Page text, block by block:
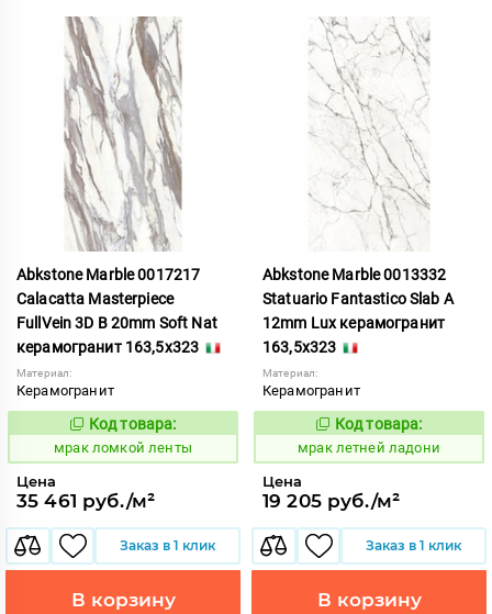
Abkstone Marble 0017217
Calacatta Masterpiece
FullVein 3D B 20mm Soft Nat
керамогранит 163,5x323
Материал:
Керамогранит
1052918
Код товара:
мрак ломкой ленты
Цена
35 461 руб./м²
Заказ в 1 клик
В корзину
Abkstone Marble 0013332
Statuario Fantastico Slab A
12mm Lux керамогранит
163,5x323
Материал:
Керамогранит
1052792
Код товара:
мрак летней ладони
Цена
19 205 руб./м²
Заказ в 1 клик
В корзину